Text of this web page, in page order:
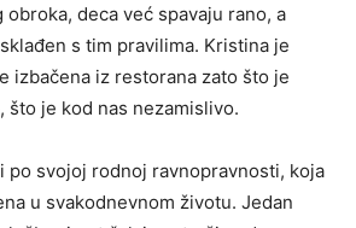
deca već spavaju rano, a
s tim pravilima. Kristina je
izbačena iz restorana zato što je
što je kod nas nezamislivo.
po svojoj rodnoj ravnopravnosti, koja
u svakodnevnom životu. Jedan